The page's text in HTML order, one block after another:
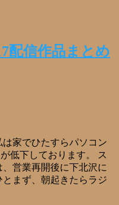
配信作品まとめ
家でひたすらパソコン
低下しております。 ス
営業再開後に下北沢に
まず、朝起きたらラジ